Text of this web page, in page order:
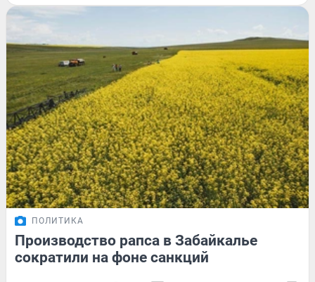
ПОЛИТИКА
Производство рапса в Забайкалье
сократили на фоне санкций